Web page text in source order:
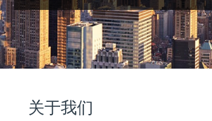
关于我们